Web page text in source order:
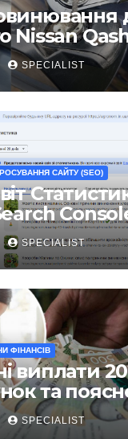
Nissan
та
SPECIALIST
САЙТУ (SEO)
SPECIALIST
ФІНАНСІВ
виплати
та
SPECIALIST